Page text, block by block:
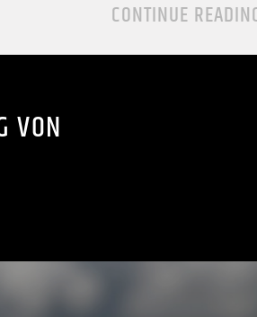
CONTINUE
VON